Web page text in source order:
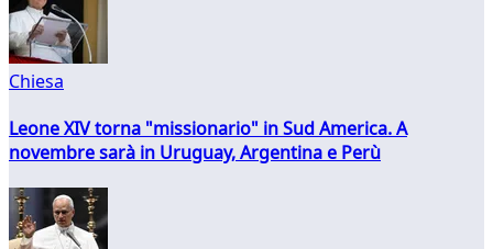
Chiesa
Leone XIV torna "missionario" in Sud America. A
novembre sarà in Uruguay, Argentina e Perù